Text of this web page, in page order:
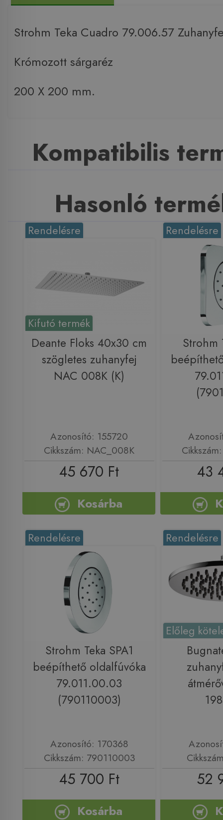
Strohm Teka Cuadro 79.006.57
Krómozott sárgaréz
200 X 200 mm.
Kompatibilis
Hasonló
Kifutó termék
Rendelésre
Deante Floks 40x30 cm
szögletes zuhanyfej
NAC 008K (K)
Azonosító: 155720
Cikkszám: NAC_008K
45 670 Ft
Kosárba
Rendelésre
Strohm
43
Rendelésre
Strohm Teka SPA1
beépíthető oldalfúvóka
79.011.00.03
(790110003)
Azonosító: 170368
Cikkszám: 790110003
45 700 Ft
Kosárba
Rendelésre
Előleg
52